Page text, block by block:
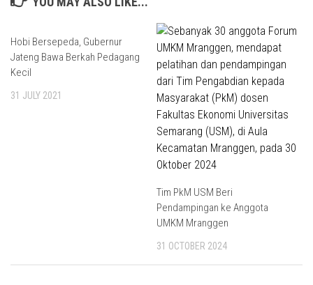
Hobi Bersepeda, Gubernur
Jateng Bawa Berkah Pedagang
Kecil
31 JULY 2021
Tim PkM USM Beri
Pendampingan ke Anggota
UMKM Mranggen
31 OCTOBER 2024